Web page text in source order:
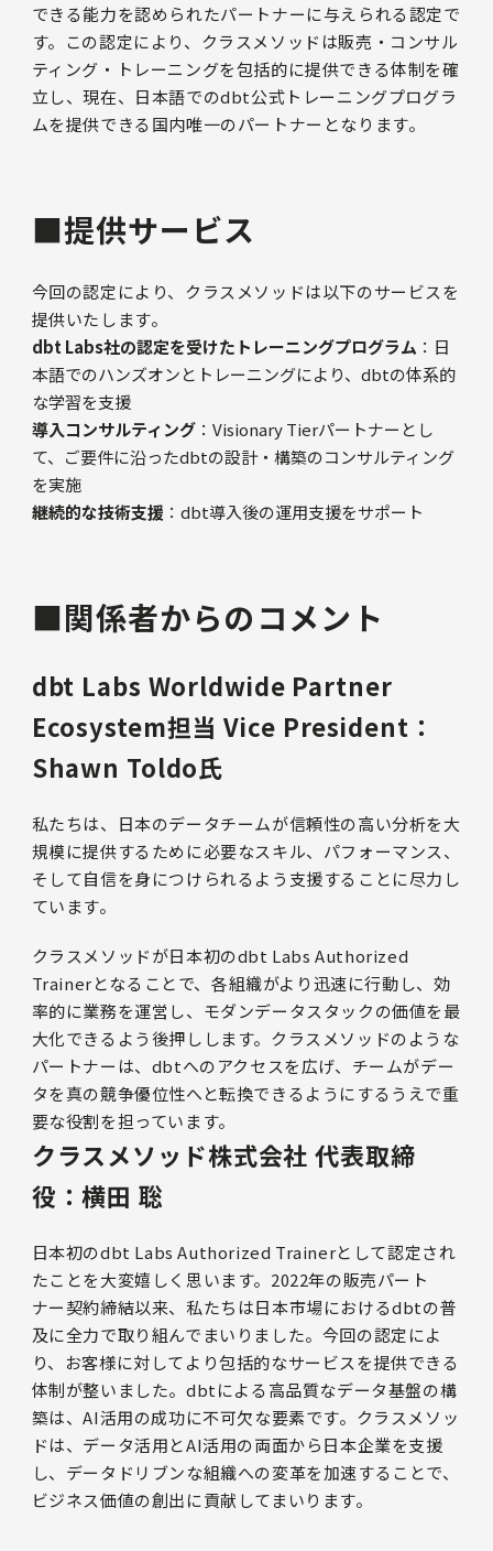
できる能力を認められたパートナーに与えられる認定で
す。この認定により、クラスメソッドは販売・コンサル
ティング・トレーニングを包括的に提供できる体制を確
立し、現在、日本語でのdbt公式トレーニングプログラ
ムを提供できる国内唯一のパートナーとなります。
■提供サービス
今回の認定により、クラスメソッドは以下のサービスを
提供いたします。
dbt Labs社の認定を受けたトレーニングプログラム ：日
本語でのハンズオンとトレーニングにより、dbtの体系的
な学習を支援
導入コンサルティング：Visionary Tierパートナーとし
て、ご要件に沿ったdbtの設計・構築のコンサルティング
を実施
継続的な技術支援 ：dbt導入後の運用支援をサポート
■関係者からのコメント
dbt Labs Worldwide Partner
Ecosystem担当 Vice President：
Shawn Toldo氏
私たちは、日本のデータチームが信頼性の高い分析を大
規模に提供するために必要なスキル、パフォーマンス、
そして自信を身につけられるよう支援することに尽力し
ています。
クラスメソッドが日本初のdbt Labs Authorized
Trainerとなることで、各組織がより迅速に行動し、効
率的に業務を運営し、モダンデータスタックの価値を最
大化できるよう後押しします。クラスメソッドのような
パートナーは、dbtへのアクセスを広げ、チームがデー
タを真の競争優位性へと転換できるようにするうえで重
要な役割を担っています。
クラスメソッド株式会社 代表取締
役：横田 聡
日本初のdbt Labs Authorized Trainerとして認定され
たことを大変嬉しく思います。2022年の販売パート
ナー契約締結以来、私たちは日本市場におけるdbtの普
及に全力で取り組んでまいりました。今回の認定によ
り、お客様に対してより包括的なサービスを提供できる
体制が整いました。dbtによる高品質なデータ基盤の構
築は、AI活用の成功に不可欠な要素です。クラスメソッ
ドは、データ活用とAI活用の両面から日本企業を支援
し、データドリブンな組織への変革を加速することで、
ビジネス価値の創出に貢献してまいります。